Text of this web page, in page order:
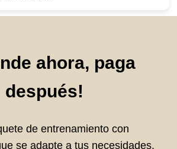
ahora, paga
después!
de entrenamiento con
se adapte a tus necesidades.